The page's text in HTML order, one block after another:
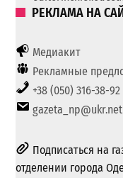
РЕКЛАМА НА
Медиакит
Рекламные
+38 (050) 316-38-92
gazeta_np@ukr.net
Подписаться на
отделении города